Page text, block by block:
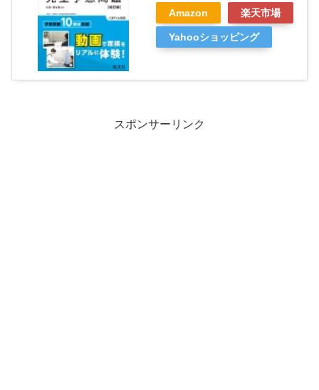
Amazon 楽天市場
Yahooショッピング
スポンサーリンク